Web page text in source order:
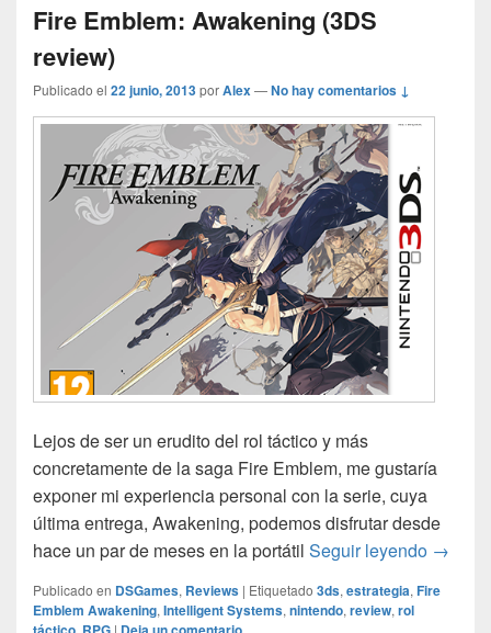
Fire Emblem: Awakening (3DS
review)
Publicado el 22 junio, 2013porAlex—No hay comentarios ↓
Lejos de ser un erudito del rol táctico y más
concretamente de la saga Fire Emblem, me gustaría
exponer mi experiencia personal con la serie, cuya
última entrega, Awakening, podemos disfrutar desde
hace un par de meses en la portátil Seguir leyendo Fire
→
Publicado en DSGames, Reviews | Etiquetado 3ds,estrategia,Fire
Emblem Awakening,Intelligent Systems,nintendo,review,rol